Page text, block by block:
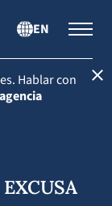
EN
Hablar con